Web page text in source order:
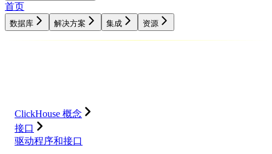
首页
数据库 解决方案 集成 资源
ClickHouse 概念
接口
驱动程序和接口